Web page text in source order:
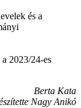
és a
2023/24-es
Berta Kata
Nagy Anikó